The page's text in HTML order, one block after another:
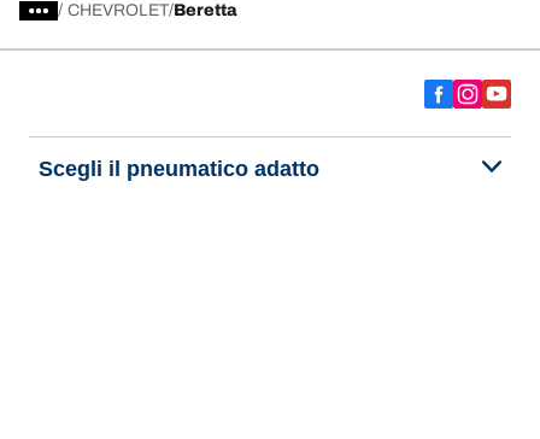
/ CHEVROLET Beretta
Scegli il pneumatico adatto